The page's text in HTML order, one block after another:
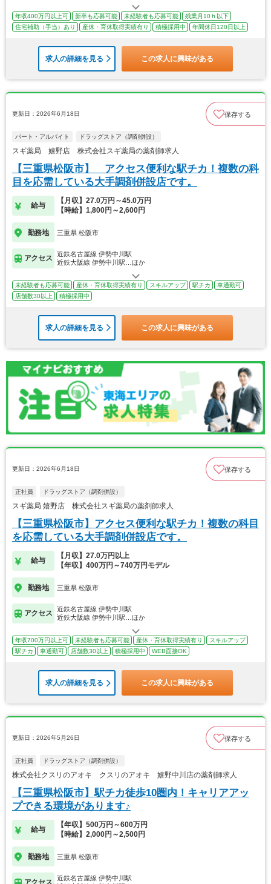
年収400万円以上可 新卒も応募可能 未経験者も応募可能
残業月10ｈ以下
住宅補助（手当）あり
産休・育休取得実績有り 積極採用中 年間休日120日以上
求人の詳細を見る この求人に興味がある
更新日：2026年6月18日 保存する
パート・アルバイト ドラッグストア（調剤併設）
スギ薬局 嬉野店 株式会社スギ薬局の薬剤師求人
【三重県松阪市】 アクセス便利な駅チカ！複数の科
目を応需している大手調剤併設店です。
給与
【月収】27.0万円～45.0万円
【時給】1,800円～2,600円
勤務地 三重県 松阪市
アクセス
近鉄名古屋線 伊勢中川駅
近鉄大阪線 伊勢中川駅…ほか
未経験者も応募可能 産休・育休取得実績有り スキルアップ 駅チカ
車通勤可
店舗数30以上
積極採用中
求人の詳細を見る この求人に興味がある
更新日：2026年6月18日 保存する
正社員 ドラッグストア（調剤併設）
スギ薬局 嬉野店 株式会社スギ薬局の薬剤師求人
【三重県松阪市】アクセス便利な駅チカ！複数の科目
を応需している大手調剤併設店です。
給与
【月収】27.0万円以上
【年収】400万円～740万円モデル
勤務地 三重県 松阪市
アクセス
近鉄名古屋線 伊勢中川駅
近鉄大阪線 伊勢中川駅…ほか
年収700万円以上可 未経験者も応募可能 産休・育休取得実績有り
スキルアップ
駅チカ
車通勤可 店舗数30以上 積極採用中 WEB面接OK
求人の詳細を見る この求人に興味がある
更新日：2026年5月26日 保存する
正社員 ドラッグストア（調剤併設）
株式会社クスリのアオキ クスリのアオキ 嬉野中川店の薬剤師求人
【三重県松阪市】駅チカ徒歩10圏内！キャリアアッ
プできる環境があります♪
給与
【年収】500万円～600万円
【時給】2,000円～2,500円
勤務地 三重県 松阪市
近鉄名古屋線 伊勢中川駅